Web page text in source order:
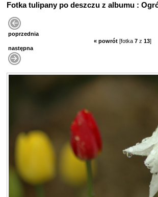
Fotka tulipany po deszczu z albumu :
poprzednia
« powrót [fotka 7 z 13]
następna